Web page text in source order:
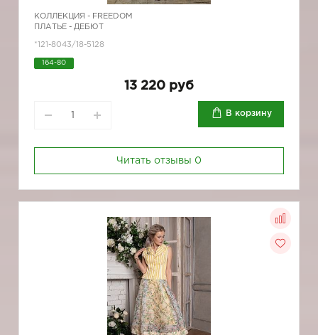
КОЛЛЕКЦИЯ - FREEDOM
ПЛАТЬЕ - ДЕБЮТ
*121-8043/18-5128
164-80
13 220 руб
В корзину
Читать отзывы 0